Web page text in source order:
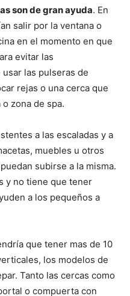
son de gran ayuda. En
salir por la ventana o
en el momento en que
evitar las
las pulseras de
rejas o una cerca que
zona de spa.
a las escaladas y a
muebles u otros
subirse a la misma.
y no tiene que tener
a los pequeños a
que tener mas de 10
los modelos de
Tanto las cercas como
o compuerta con